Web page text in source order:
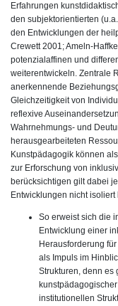
Erfahrungen
den subjektorientierten
den Entwicklungen der
Crewett 2001; Ameln-
potenzialaffinen und
weiterentwickeln. Zentrale
anerkennende
Gleichzeitigkeit von
reflexive
Wahrnehmungs- und
herausgearbeiteten
Kunstpädagogik können
zur Erforschung von
berücksichtigen gilt dabei
Entwicklungen nicht
So erweist sich die
Entwicklung einer
Herausforderung
als Impuls im
Strukturen, denn es
institutionellen